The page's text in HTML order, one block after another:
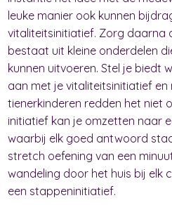
leuke manier ook kunnen
vitaliteitsinitiatief. Zorg daarna
bestaat uit kleine onderdelen
kunnen uitvoeren. Stel je biedt
aan met je vitaliteitsinitiatief en
tienerkinderen redden het niet
initiatief kan je omzetten naar
waarbij elk goed antwoord
stretch oefening van een
wandeling door het huis bij elk
een stappeninitiatief.